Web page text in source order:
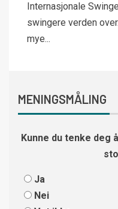
Internasjonale
swingere verden
mye...
MENINGSMÅLING
Kunne du tenke deg
Ja
Nei